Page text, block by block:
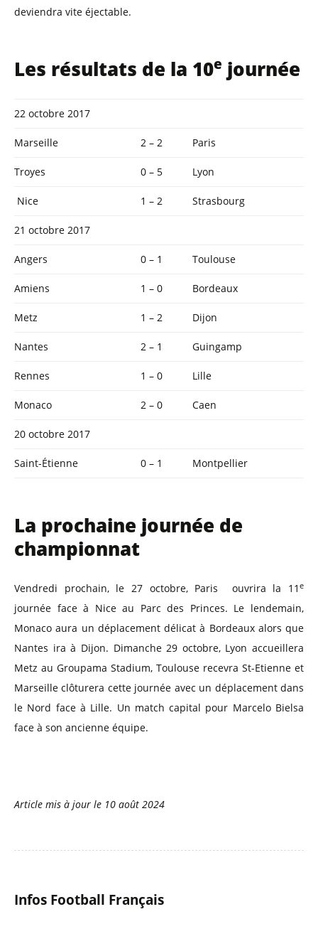
deviendra vite éjectable.
Les résultats de la 10e journée
22 octobre 2017
Marseille 2 – 2 Paris
Troyes 0 – 5 Lyon
Nice 1 – 2 Strasbourg
21 octobre 2017
Angers 0 – 1 Toulouse
Amiens 1 – 0 Bordeaux
Metz 1 – 2 Dijon
Nantes 2 – 1 Guingamp
Rennes 1 – 0 Lille
Monaco 2 – 0 Caen
20 octobre 2017
Saint-Étienne 0 – 1 Montpellier
La prochaine journée de
championnat
Vendredi prochain, le 27 octobre, Paris ouvrira la 11 e
journée face à Nice au Parc des Princes. Le lendemain,
Monaco aura un déplacement délicat à Bordeaux alors que
Nantes ira à Dijon. Dimanche 29 octobre, Lyon accueillera
Metz au Groupama Stadium, Toulouse recevra St-Etienne et
Marseille clôturera cette journée avec un déplacement dans
le Nord face à Lille. Un match capital pour Marcelo Bielsa
face à son ancienne équipe.
Article mis à jour le 10 août 2024
Infos Football Français